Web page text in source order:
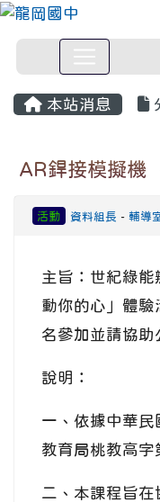
本站消息
AR銲接模擬機
活動 資料組長 - 輔導
主旨：世紀綠能
動你的心」體驗
名參加並請協助
說明：
一、依據中華
教育局桃教高
二、本課程旨